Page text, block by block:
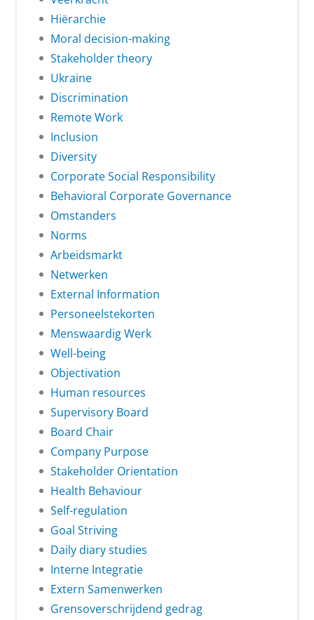
Hiërarchie
Moral decision-making
Stakeholder theory
Ukraine
Discrimination
Remote Work
Inclusion
Diversity
Corporate Social Responsibility
Behavioral Corporate Governance
Omstanders
Norms
Arbeidsmarkt
Netwerken
External Information
Personeelstekorten
Menswaardig Werk
Well-being
Objectivation
Human resources
Supervisory Board
Board Chair
Company Purpose
Stakeholder Orientation
Health Behaviour
Self-regulation
Goal Striving
Daily diary studies
Interne Integratie
Extern Samenwerken
Grensoverschrijdend gedrag